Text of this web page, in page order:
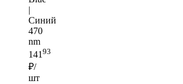
|
Синий
470
nm
141 93
₽/
шт